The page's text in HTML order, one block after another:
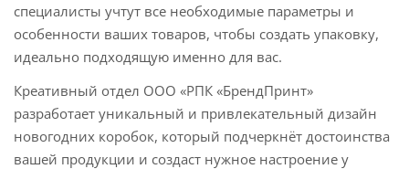
специалисты учтут все необходимые параметры и
особенности ваших товаров, чтобы создать упаковку,
идеально подходящую именно для вас.
Креативный отдел ООО «РПК «БрендПринт»
разработает уникальный и привлекательный дизайн
новогодних коробок, который подчеркнёт достоинства
вашей продукции и создаст нужное настроение у